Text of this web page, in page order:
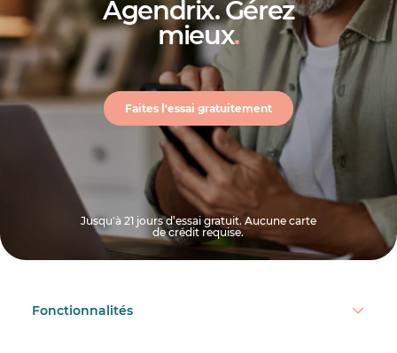
Agendrix. Gérez
mieux.
Faites l'essai gratuitement
Jusqu'à 21 jours d’essai gratuit. Aucune carte
de crédit requise.
Fonctionnalités